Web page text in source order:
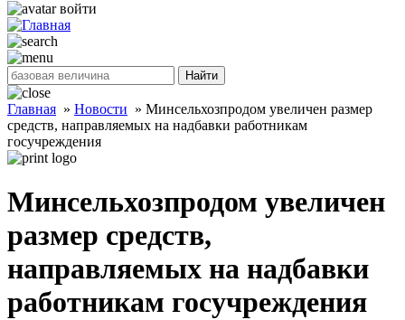
войти
Найти
Главная » Новости » Минсельхозпродом увеличен размер
средств, направляемых на надбавки работникам
госучреждения
Минсельхозпродом увеличен
размер средств,
направляемых на надбавки
работникам госучреждения